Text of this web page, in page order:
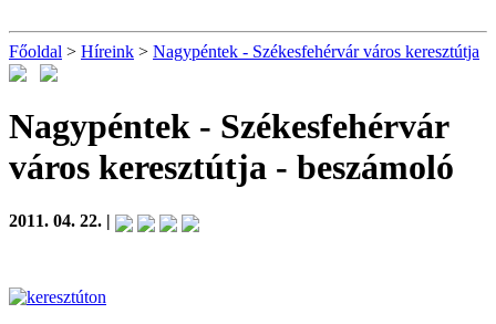
Főoldal > Híreink > Nagypéntek - Székesfehérvár város keresztútja
Nagypéntek - Székesfehérvár
város keresztútja - beszámoló
2011. 04. 22. |